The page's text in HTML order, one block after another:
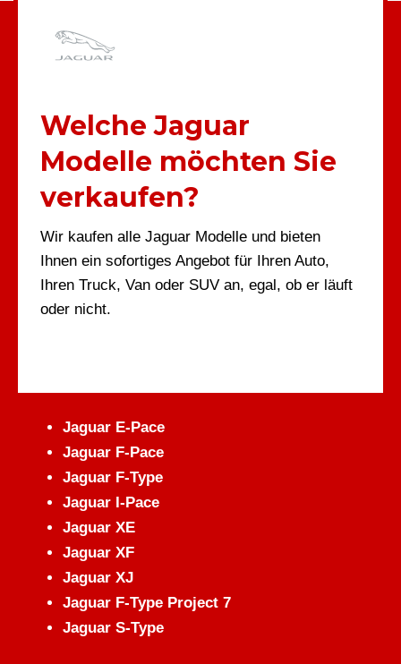
Welche Jaguar
Modelle möchten Sie
verkaufen?
Wir kaufen alle Jaguar Modelle und bieten
Ihnen ein sofortiges Angebot für Ihren Auto,
Ihren Truck, Van oder SUV an, egal, ob er läuft
oder nicht.
Jaguar E-Pace
Jaguar F-Pace
Jaguar F-Type
Jaguar I-Pace
Jaguar XE
Jaguar XF
Jaguar XJ
Jaguar F-Type Project 7
Jaguar S-Type